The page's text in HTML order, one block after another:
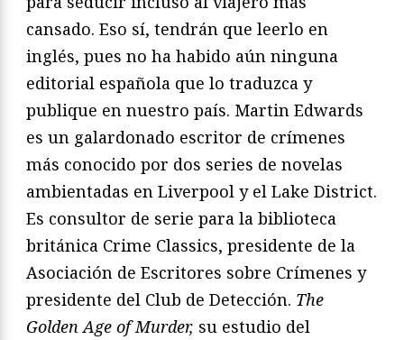
cansado. Eso sí, tendrán que leerlo en
inglés, pues no ha habido aún ninguna
editorial española que lo traduzca y
publique en nuestro país. Martin Edwards
es un galardonado escritor de crímenes
más conocido por dos series de novelas
ambientadas en Liverpool y el Lake District.
Es consultor de serie para la biblioteca
británica Crime Classics, presidente de la
Asociación de Escritores sobre Crímenes y
presidente del Club de Detección. The
Golden Age of Murder, su estudio del